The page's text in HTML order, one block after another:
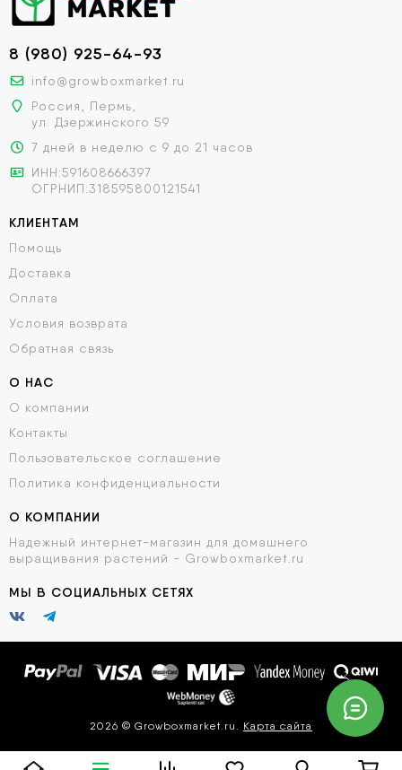
8 (980) 925-64-93
info@growboxmarket.ru
Россия, Пермь,
ул. Дзержинского 59
7 дней в неделю с 9 до 21 часов
ИНН:591608666397
ОГРНИП:318595800121541
КЛИЕНТАМ
Помощь
Доставка
Оплата
Условия возврата
Обратная связь
О НАС
О компании
Контакты
Пользовательское соглашение
Политика конфиденциальности
О КОМПАНИИ
Надежный интернет-магазин для домашнего
выращивания растений - Growboxmarket.ru
МЫ В СОЦИАЛЬНЫХ СЕТЯХ
2026 © Growboxmarket.ru. Карта сайта